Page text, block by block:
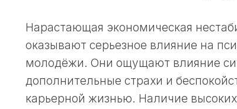
Нарастающая экономическая
оказывают серьезное влияние на
молодёжи. Они ощущают влияние
дополнительные страхи и
карьерной жизнью. Наличие